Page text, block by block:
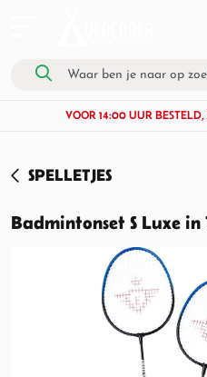
VOOR 14:00 UUR
SPELLETJES
Badmintonset S Luxe in